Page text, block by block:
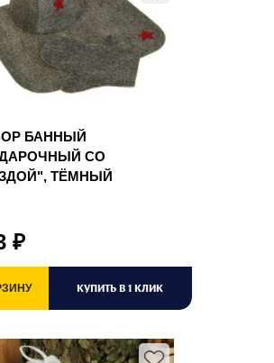
БАННЫЙ
СО
ТЁМНЫЙ
₽
КУПИТЬ В 1 КЛИК